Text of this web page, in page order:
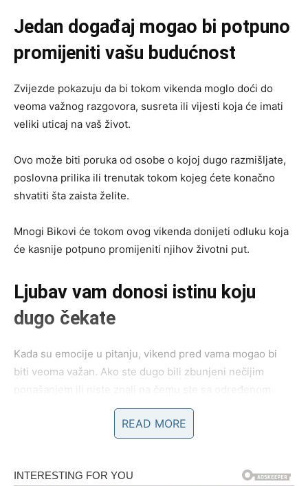
Jedan događaj mogao bi potpuno
promijeniti vašu budućnost
Zvijezde pokazuju da bi tokom vikenda moglo doći do
veoma važnog razgovora, susreta ili vijesti koja će imati
veliki uticaj na vaš život.
Ovo može biti poruka od osobe o kojoj dugo razmišljate,
poslovna prilika ili trenutak tokom kojeg ćete konačno
shvatiti šta zaista želite.
Mnogi Bikovi će tokom ovog vikenda donijeti odluku koja
će kasnije potpuno promijeniti njihov životni put.
Ljubav vam donosi istinu koju
dugo čekate
Kada su emocije u pitanju, vikend pred vama mogao bi
biti veoma važan. Ako ste dugo bili zbunjeni nečijim
ponašanjem ili niste znali na čemu ste sa određenom
osobom, sada dolazi trenutak istine.
Jedna osoba mogla bi vam otvoreno pokazati emocije
nekoga ko će ih odmah privući iskrenošću i pažnjom, dok
READ MORE